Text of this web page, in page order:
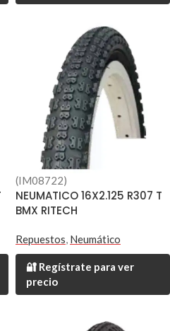
(IM08722)
NEUMATICO 16X2.125 R307 T
BMX RITECH
Repuestos, Neumático
🔐 Regístrate para ver
precio